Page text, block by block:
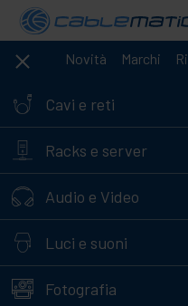
Novità Marchi
Cavi e reti
Racks e server
Audio e Video
Luci e suoni
Fotografia